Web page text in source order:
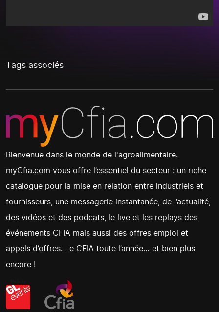
Tags associés
Bienvenue dans le monde de l'agroalimentaire.
myCfia.com vous offre l’essentiel du secteur : un riche
catalogue pour la mise en relation entre industriels et
fournisseurs, une messagerie instantanée, de l’actualité,
des vidéos et des podcats, le live et les replays des
événements CFIA mais aussi des offres emploi et
appels d’offres. Le CFIA toute l’année… et bien plus
encore !